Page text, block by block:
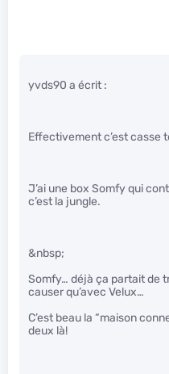
yvds90 a écrit :
Effectivement c’est casse
J’ai une box Somfy qui
c’est la jungle.
&nbsp;
Somfy… déjà ça partait de
causer qu’avec Velux…
C’est beau la “maison
deux là!